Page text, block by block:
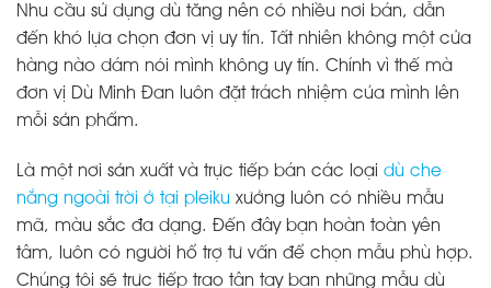
Nhu cầu sử dụng dù tăng nên có nhiều nơi bán, dẫn
đến khó lựa chọn đơn vị uy tín. Tất nhiên không một cửa
hàng nào dám nói mình không uy tín. Chính vì thế mà
đơn vị Dù Minh Đan luôn đặt trách nhiệm của mình lên
mỗi sản phẩm.
Là một nơi sản xuất và trực tiếp bán các loại dù che
nắng ngoài trời ở tại pleiku xưởng luôn có nhiều mẫu
mã, màu sắc đa dạng. Đến đây bạn hoàn toàn yên
tâm, luôn có người hổ trợ tư vấn để chọn mẫu phù hợp.
Chúng tôi sẽ trực tiếp trao tận tay bạn những mẫu dù